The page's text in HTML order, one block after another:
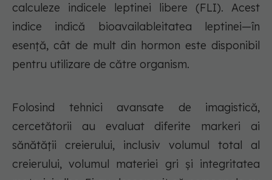
calculeze indicele leptinei libere (FLI). Acest
indice indică bioavailableitatea leptinei—în
esență, cât de mult din hormon este disponibil
pentru utilizare de către organism.
Folosind tehnici avansate de imagistică,
cercetătorii au evaluat diferite markeri ai
sănătății creierului, inclusiv volumul total al
creierului, volumul materiei gri și integritatea